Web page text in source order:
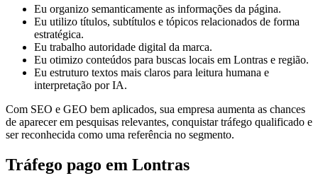
Eu organizo semanticamente as informações da página.
Eu utilizo títulos, subtítulos e tópicos relacionados de forma
estratégica.
Eu trabalho autoridade digital da marca.
Eu otimizo conteúdos para buscas locais em Lontras e região.
Eu estruturo textos mais claros para leitura humana e
interpretação por IA.
Com SEO e GEO bem aplicados, sua empresa aumenta as chances
de aparecer em pesquisas relevantes, conquistar tráfego qualificado e
ser reconhecida como uma referência no segmento.
Tráfego pago em Lontras